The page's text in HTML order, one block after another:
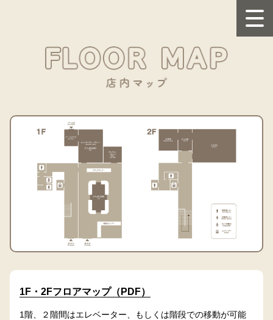
1F・2Fフロアマップ（PDF）
1階、２階間はエレベーター、もしくは階段での移動が可能